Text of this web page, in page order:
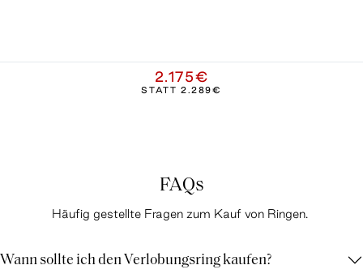
2.175€
STATT 2.289€
FAQs
Häufig gestellte Fragen zum Kauf von Ringen.
Wann sollte ich den Verlobungsring kaufen?